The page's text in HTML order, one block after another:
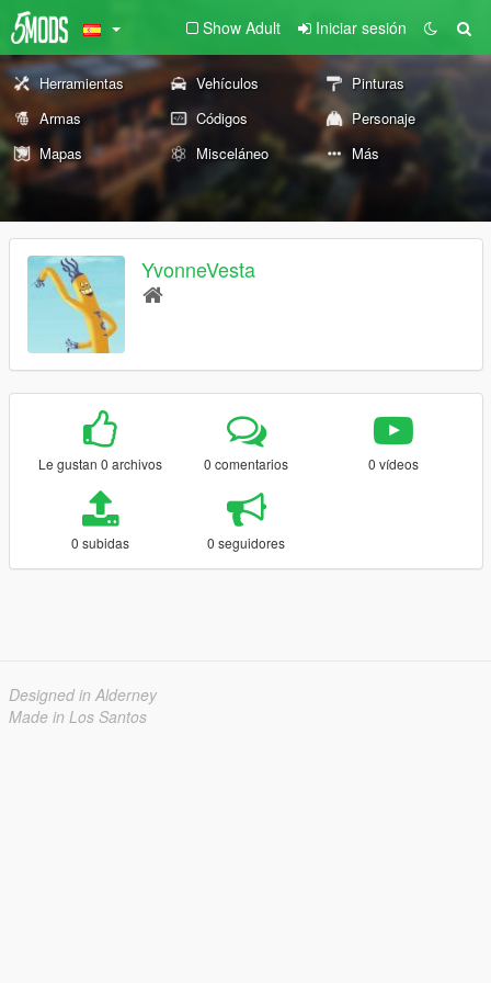
Show Adult Iniciar sesión
Herramientas Vehículos
Pinturas
Armas
Códigos
Personaje
Mapas
Misceláneo Más
YvonneVesta
Le gustan 0 archivos 0 comentarios 0 vídeos
0 subidas 0 seguidores
Designed in Alderney
Made in Los Santos